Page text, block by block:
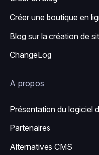
Créer une boutique en
Blog sur la création de
ChangeLog
A propos
Présentation du logiciel
Partenaires
Alternatives CMS